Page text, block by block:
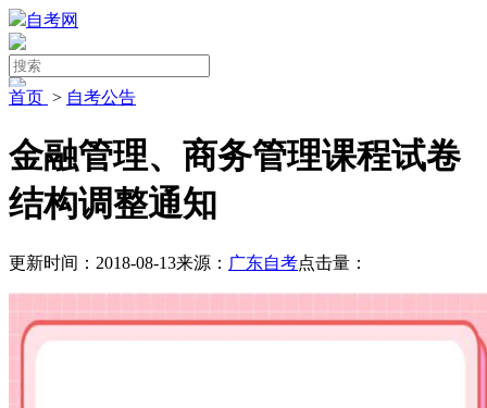
自考网
首页 > 自考公告
金融管理、商务管理课程试卷
结构调整通知
更新时间：2018-08-13来源： 广东自考点击量：